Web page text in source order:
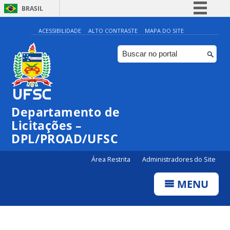
BRASIL
Simplifique!
Comunica BR
Participe
ACESSIBILIDADE ALTO CONTRASTE MAPA DO SITE
Departamento de
Licitações –
DPL/PROAD/UFSC
Área Restrita Administradores do Site
MENU